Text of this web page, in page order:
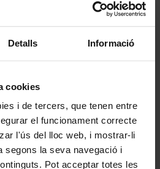
Detalls Informació
cookies
i de tercers, que tenen entre
el funcionament correcte
l'ús del lloc web, i mostrar-li
segons la seva navegació i
Pot acceptar totes les
l’autenticitat i el respecte
influència del terroir i l’esforç
fundat el 1950, combina
de les seves parcel·les,
al detall i la seva filosofia